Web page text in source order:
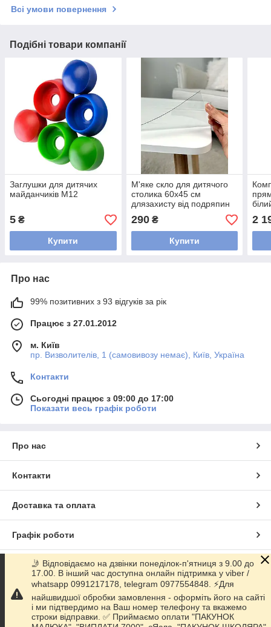
Всі умови повернення
Подібні товари компанії
Заглушки для дитячих
майданчиків М12
5 ₴
Купити
М'яке скло для дитячого
столика 60х45 см
длязахисту від подряпин
290₴
Купити
для
2
Про нас
99% позитивних з 93 відгуків за рік
Працює з 27.01.2012
м. Київ
пр. Визволителів, 1 (самовивозу немає), Київ, Україна
Контакти
Сьогодні працює з 09:00 до 17:00
Показати весь графік роботи
Про нас
Контакти
Доставка та оплата
Графік роботи
Повна версія сайту
Сайт створено на маркетплейсіProm.ua
Політика конфіденційності
🤳 Відповідаємо на дзвінки понеділок-п'ятниця з 9.00 до
17.00. В інший час доступна онлайн підтримка у viber /
whatsapp 0991217178, telegram 0977554848. ⚡️Для
найшвидшої обробки замовлення - оформіть його на сайті
і ми підтвердимо на Ваш номер телефону та вкажемо
строки відправки. ✅ Приймаємо оплати "ПАКУНОК